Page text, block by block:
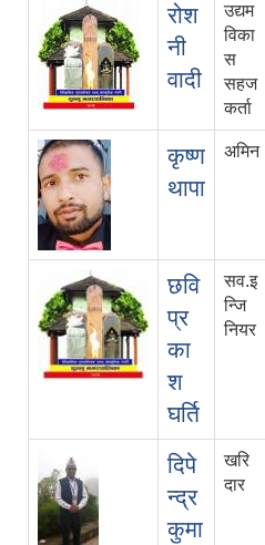
रोश
नी
वादी
उद्यम
विका
स
सहज
कर्ता
कृष्ण
थापा
अमिन
छवि
प्र
का
श
घर्ति
सव.इ
न्जि
नियर
दिपे
न्द्र
कुमा
खरि
दार